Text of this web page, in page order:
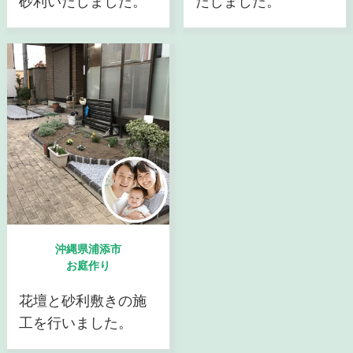
沖縄県浦添市
お庭作り
花壇と砂利敷きの施
工を行いました。